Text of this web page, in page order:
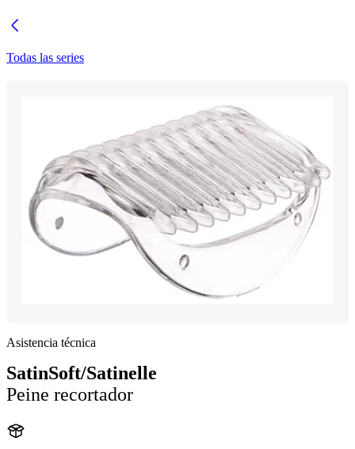
Todas las series
Asistencia técnica
SatinSoft/Satinelle
Peine recortador